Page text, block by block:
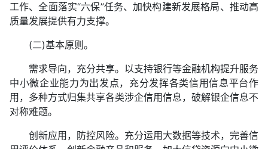
工作、全面落实“六保”任务、加快构建新发展格局、推动高
质量发展提供有力支撑。
(二)基本原则。
需求导向，充分共享。以支持银行等金融机构提升服务
中小微企业能力为出发点，充分发挥各类信用信息平台作
用，多种方式归集共享各类涉企信用信息，破解银企信息不
对称难题。
创新应用，防控风险。充分运用大数据等技术，完善信